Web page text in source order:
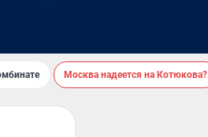
Москва надеется на Котюкова?